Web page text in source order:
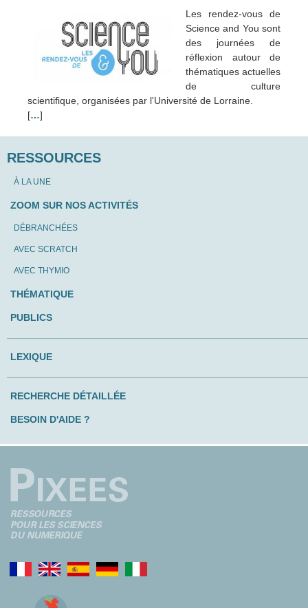
Les rendez-vous de
Science and You sont
des journées de
réflexion autour de
thématiques actuelles
de culture
scientifique, organisées par l'Université de Lorraine.
[…]
RESSOURCES
À LA UNE
ZOOM SUR NOS ACTIVITÉS
DÉBRANCHÉES
AVEC SCRATCH
AVEC THYMIO
THÉMATIQUE
PUBLICS
LEXIQUE
RECHERCHE DÉTAILLÉE
BESOIN D'AIDE ?